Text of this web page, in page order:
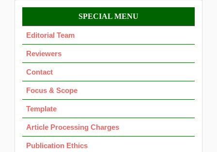
Menu
OK
SPECIAL MENU
Editorial Team
Reviewers
Contact
Focus & Scope
Template
Article Processing Charges
Publication Ethics